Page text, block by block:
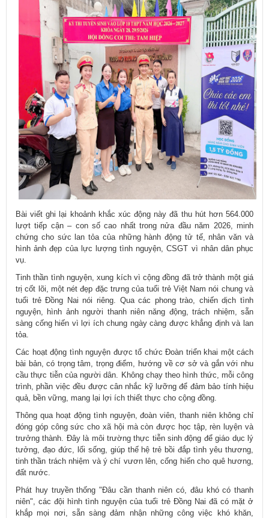
Bài viết ghi lại khoảnh khắc xúc động này đã thu hút hơn 564.000
lượt tiếp cận – con số cao nhất trong nửa đầu năm 2026, minh
chứng cho sức lan tỏa của những hành động tử tế, nhân văn và
hình ảnh đẹp của lực lượng tình nguyện, CSGT vì nhân dân phục
vụ.
Tinh thần tình nguyện, xung kích vì cộng đồng đã trở thành một giá
trị cốt lõi, một nét đẹp đặc trưng của tuổi trẻ Việt Nam nói chung và
tuổi trẻ Đồng Nai nói riêng. Qua các phong trào, chiến dịch tình
nguyện, hình ảnh người thanh niên năng động, trách nhiệm, sẵn
sàng cống hiến vì lợi ích chung ngày càng được khẳng định và lan
tỏa.
Các hoạt động tình nguyện được tổ chức Đoàn triển khai một cách
bài bản, có trọng tâm, trọng điểm, hướng về cơ sở và gắn với nhu
cầu thực tiễn của người dân. Không chạy theo hình thức, mỗi công
trình, phần việc đều được cân nhắc kỹ lưỡng để đảm bảo tính hiệu
quả, bền vững, mang lại lợi ích thiết thực cho cộng đồng.
Thông qua hoạt động tình nguyện, đoàn viên, thanh niên không chỉ
đóng góp công sức cho xã hội mà còn được học tập, rèn luyện và
trưởng thành. Đây là môi trường thực tiễn sinh động để giáo dục lý
tưởng, đạo đức, lối sống, giúp thế hệ trẻ bồi đắp tình yêu thương,
tinh thần trách nhiệm và ý chí vươn lên, cống hiến cho quê hương,
đất nước.
Phát huy truyền thống "Đâu cần thanh niên có, đâu khó có thanh
niên", các đội hình tình nguyện của tuổi trẻ Đồng Nai đã có mặt ở
khắp mọi nơi, sẵn sàng đảm nhận những công việc khó khăn,